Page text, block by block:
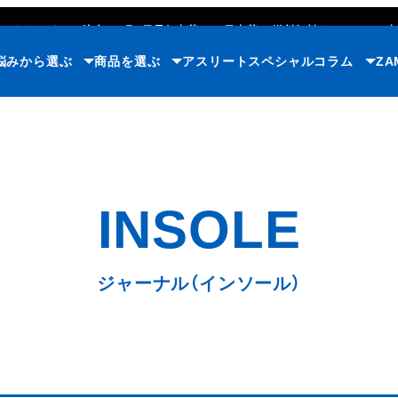
みから選ぶ 商品を選ぶ アスリート スペシャルコラム
ジャーナル（インソール）